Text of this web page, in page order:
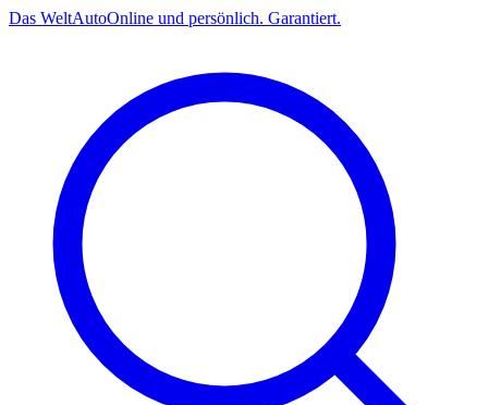
Das WeltAutoOnline und persönlich. Garantiert.